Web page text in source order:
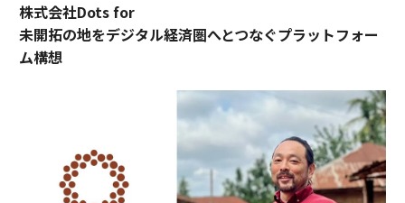
株式会社Dots for
未開拓の地をデジタル経済圏へとつなぐプラットフォー
ム構想